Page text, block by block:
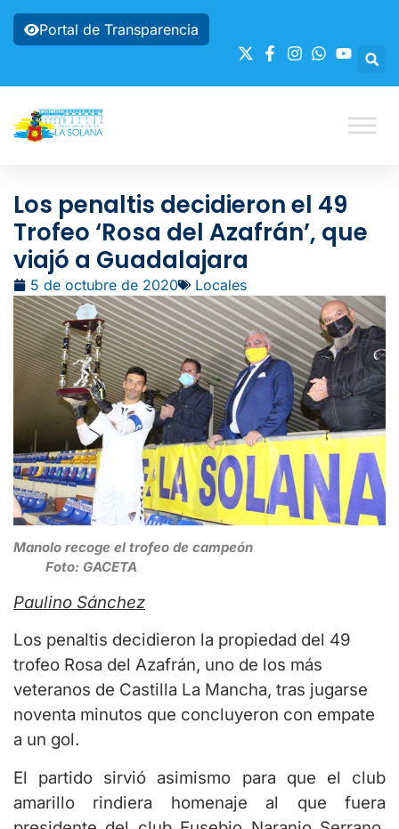
Portal de Transparencia
Los penaltis decidieron el 49
Trofeo ‘Rosa del Azafrán’, que
viajó a Guadalajara
5 de octubre de 2020 Locales
Manolo recoge el trofeo de campeón
Foto: GACETA
Paulino Sánchez
Los penaltis decidieron la propiedad del 49
trofeo Rosa del Azafrán, uno de los más
veteranos de Castilla La Mancha, tras jugarse
noventa minutos que concluyeron con empate
a un gol.
El partido sirvió asimismo para que el club
amarillo rindiera homenaje al que fuera